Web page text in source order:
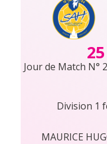
Jour de Match N°
Division 1
MAURICE